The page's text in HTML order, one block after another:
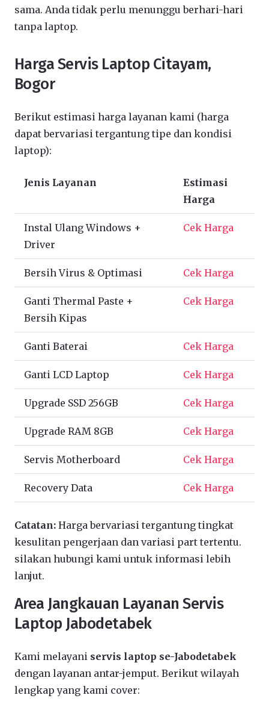
sama. Anda tidak perlu menunggu berhari-hari
tanpa laptop.
Harga Servis Laptop Citayam,
Bogor
Berikut estimasi harga layanan kami (harga
dapat bervariasi tergantung tipe dan kondisi
laptop):
Jenis Layanan
Estimasi
Harga
Instal Ulang Windows +
Driver
Cek Harga
Bersih Virus & Optimasi Cek Harga
Ganti Thermal Paste +
Bersih Kipas
Cek Harga
Ganti Baterai Cek Harga
Ganti LCD Laptop Cek Harga
Upgrade SSD 256GB Cek Harga
Upgrade RAM 8GB Cek Harga
Servis Motherboard Cek Harga
Recovery Data Cek Harga
Catatan: Harga bervariasi tergantung tingkat
kesulitan pengerjaan dan variasi part tertentu.
silakan hubungi kami untuk informasi lebih
lanjut.
Area Jangkauan Layanan Servis
Laptop Jabodetabek
Kami melayani servis laptop se-Jabodetabek
dengan layanan antar-jemput. Berikut wilayah
lengkap yang kami cover: